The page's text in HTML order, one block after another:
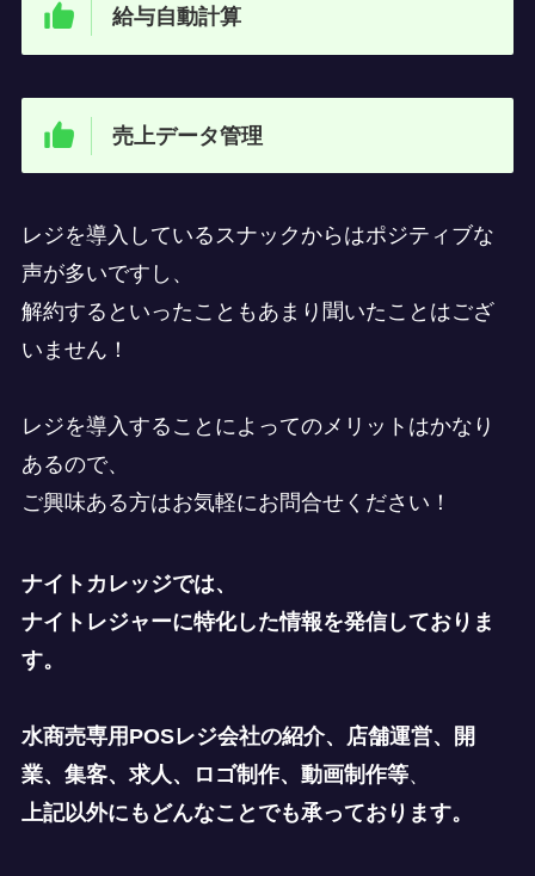
給与自動計算
売上データ管理
レジを導入しているスナックからはポジティブな
声が多いですし、
解約するといったこともあまり聞いたことはござ
いません！
レジを導入することによってのメリットはかなり
あるので、
ご興味ある方はお気軽にお問合せください！
ナイトカレッジでは、
ナイトレジャーに特化した情報を発信しておりま
す。
水商売専用POSレジ会社の紹介、店舗運営、開
業、集客、求人、ロゴ制作、動画制作等、
上記以外にもどんなことでも承っております。